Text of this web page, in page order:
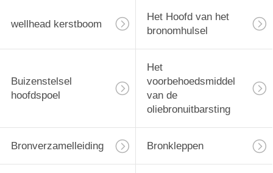
wellhead kerstboom
Het Hoofd van het
bronomhulsel
Buizenstelsel
hoofdspoel
Het
voorbehoedsmiddel
van de
oliebronuitbarsting
Bronverzamelleiding Bronkleppen